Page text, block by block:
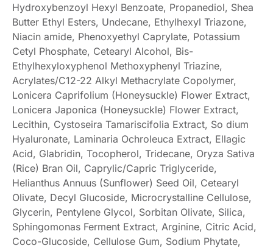
Hydroxybenzoyl Hexyl Benzoate, Propanediol, Shea
Butter Ethyl Esters, Undecane, Ethylhexyl Triazone,
Niacin amide, Phenoxyethyl Caprylate, Potassium
Cetyl Phosphate, Cetearyl Alcohol, Bis-
Ethylhexyloxyphenol Methoxyphenyl Triazine,
Acrylates/C12-22 Alkyl Methacrylate Copolymer,
Lonicera Caprifolium (Honeysuckle) Flower Extract,
Lonicera Japonica (Honeysuckle) Flower Extract,
Lecithin, Cystoseira Tamariscifolia Extract, So dium
Hyaluronate, Laminaria Ochroleuca Extract, Ellagic
Acid, Glabridin, Tocopherol, Tridecane, Oryza Sativa
(Rice) Bran Oil, Caprylic/Capric Triglyceride,
Helianthus Annuus (Sunflower) Seed Oil, Cetearyl
Olivate, Decyl Glucoside, Microcrystalline Cellulose,
Glycerin, Pentylene Glycol, Sorbitan Olivate, Silica,
Sphingomonas Ferment Extract, Arginine, Citric Acid,
Coco-Glucoside, Cellulose Gum, Sodium Phytate,